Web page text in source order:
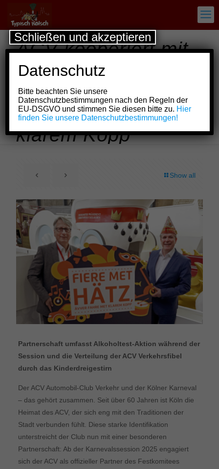
ACV kooperiert mit
dem Festkomitee
Kölner Karneval:
„Fiere met Hätz,
ävver fahre met
klarem Kopp“
Show all
Partnerschaft umfasst Alkoholtest-Aktion während der
Session und die Verteilung der ACV Verkehrsfibel
durch das Kinderdreigestirn
Der ACV Automobil-Club Verkehr und der Kölner Karneval
– das gehört zusammen. Seit über 60 Jahren ist Köln die
Heimat des ACV, der sich eng mit den Traditionen der
Stadt verbunden fühlt. Diese starke Identifikation
unterstreicht der Club nun mit einer besonderen
Partnerschaft: Ab der Karnevalssession 2025 engagiert
sich der ACV als offizieller Partner des Festkomitees
Datenschutz
Bitte beachten Sie unsere
Datenschutzbestimmungen nach den Regeln der
EU-DSGVO und stimmen Sie diesen bitte zu. Hier
finden Sie unsere Datenschutzbestimmungen!
Schließen und akzeptieren